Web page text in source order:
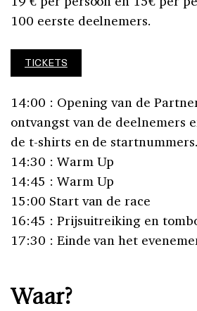
100 eerste deelnemers.
TICKETS
14:00 : Opening van de
ontvangst van de deelnemers
de t-shirts en de startnummers.
14:30 : Warm Up
14:45 : Warm Up
15:00 Start van de race
16:45 : Prijsuitreiking en
17:30 : Einde van het
Waar?